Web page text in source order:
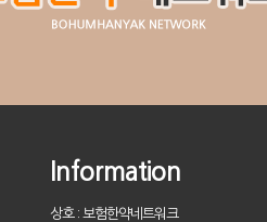
Information
상호 : 보험한약네트워크